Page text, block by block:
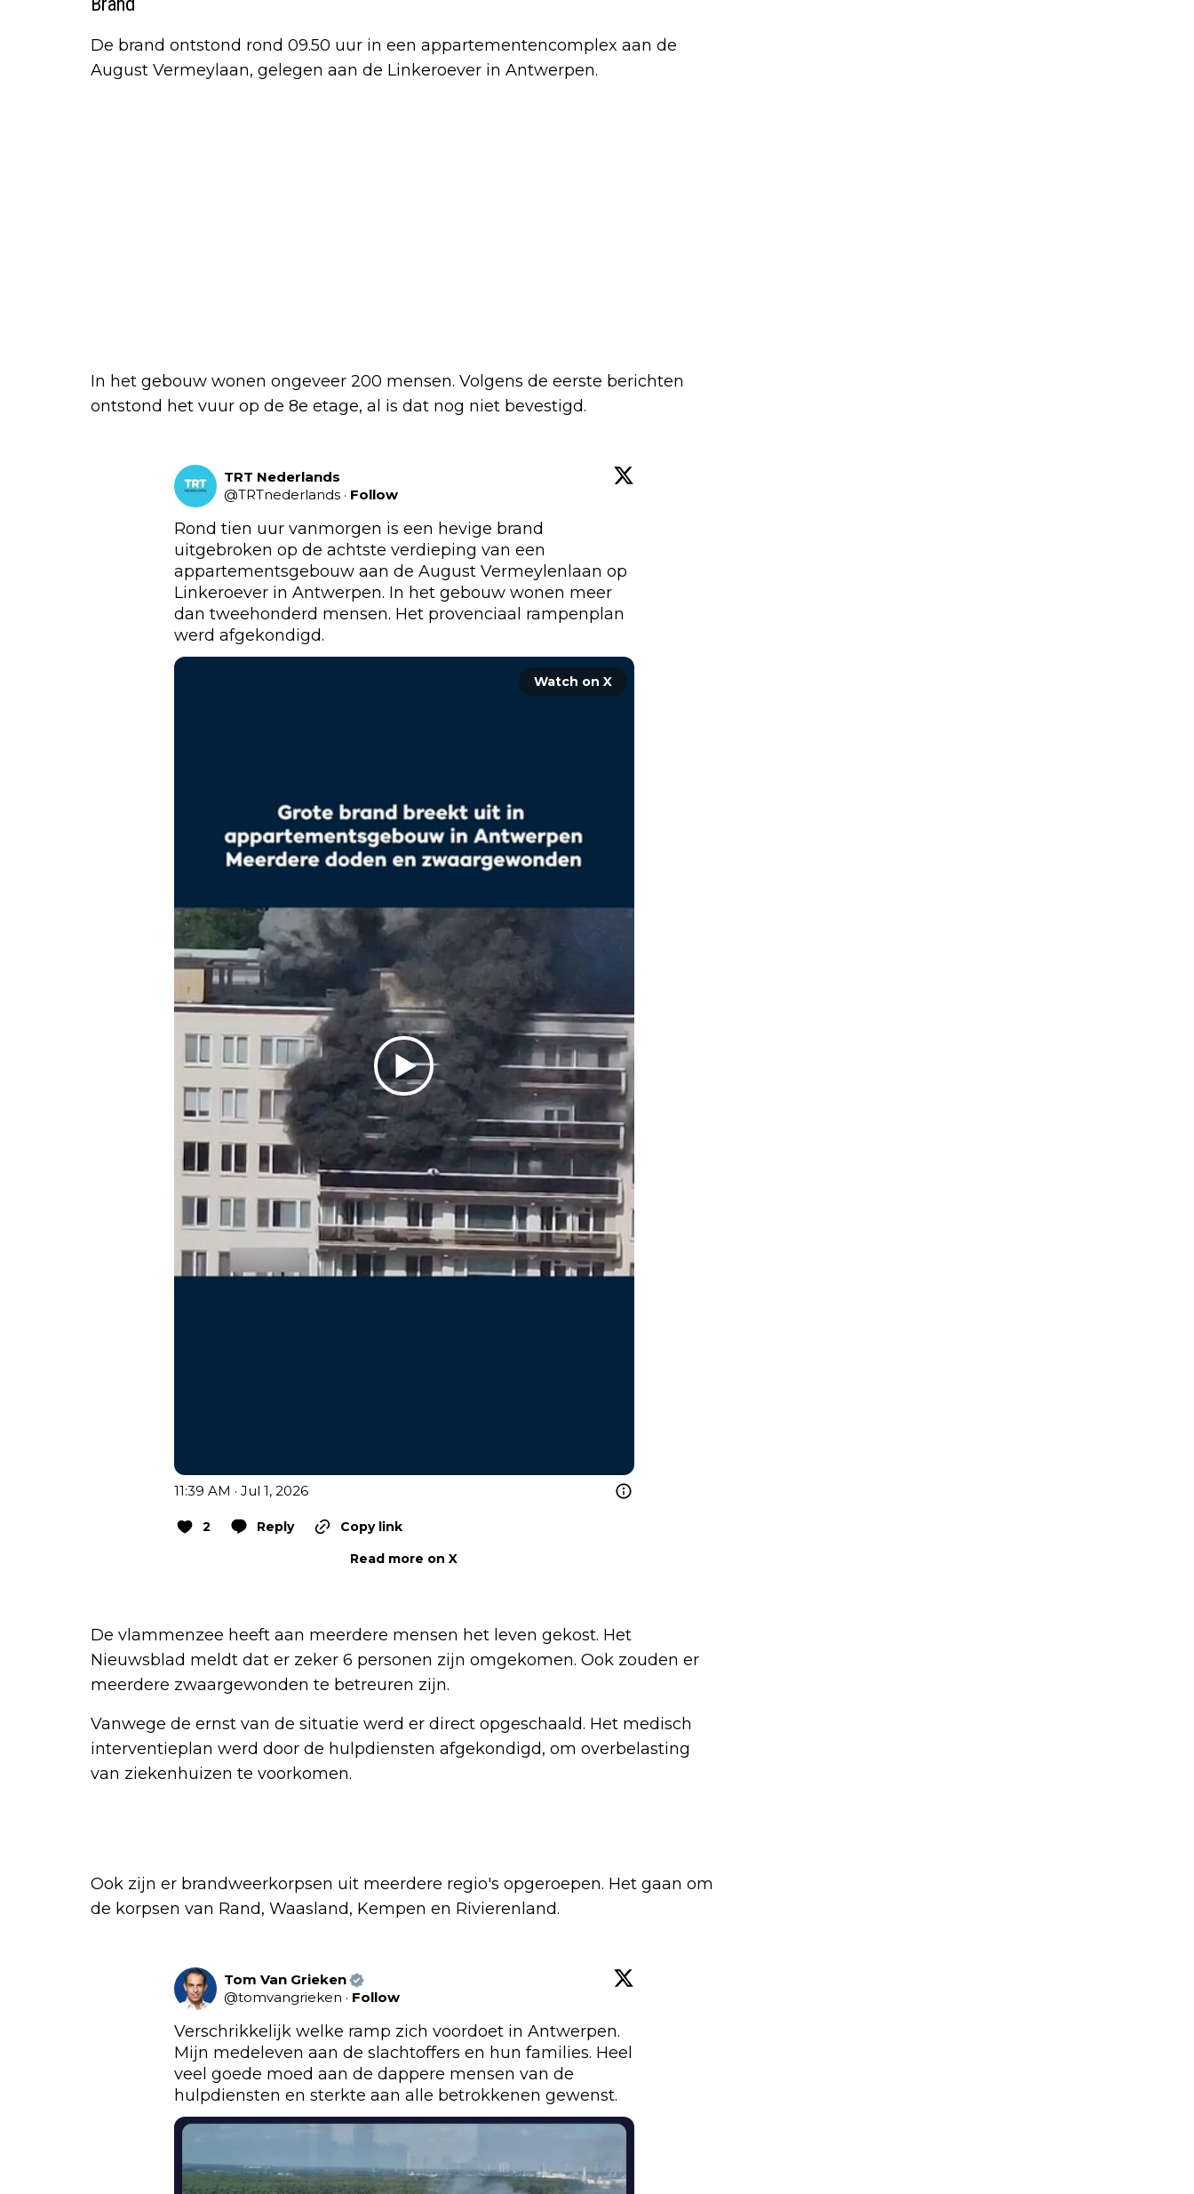
De brand ontstond rond 09.50 uur in een appartementencomplex aan de
August Vermeylaan, gelegen aan de Linkeroever in Antwerpen.
In het gebouw wonen ongeveer 200 mensen. Volgens de eerste berichten
ontstond het vuur op de 8e etage, al is dat nog niet bevestigd.
TRT Nederlands
@TRTnederlands · Follow
Rond tien uur vanmorgen is een hevige brand
uitgebroken op de achtste verdieping van een
appartementsgebouw aan de August Vermeylenlaan op
Linkeroever in Antwerpen. In het gebouw wonen meer
dan tweehonderd mensen. Het provenciaal rampenplan
werd afgekondigd.
Watch on X
11:39 AM · Jul 1, 2026
2 Reply
Copy link
Read more on X
De vlammenzee heeft aan meerdere mensen het leven gekost. Het
Nieuwsblad meldt dat er zeker 6 personen zijn omgekomen. Ook zouden er
meerdere zwaargewonden te betreuren zijn.
Vanwege de ernst van de situatie werd er direct opgeschaald. Het medisch
interventieplan werd door de hulpdiensten afgekondigd, om overbelasting
van ziekenhuizen te voorkomen.
Ook zijn er brandweerkorpsen uit meerdere regio's opgeroepen. Het gaan om
de korpsen van Rand, Waasland, Kempen en Rivierenland.
Tom Van Grieken
@tomvangrieken · Follow
Verschrikkelijk welke ramp zich voordoet in Antwerpen.
Mijn medeleven aan de slachtoffers en hun families. Heel
veel goede moed aan de dappere mensen van de
hulpdiensten en sterkte aan alle betrokkenen gewenst.